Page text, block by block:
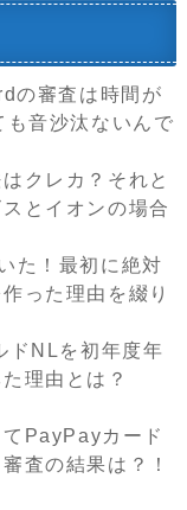
の審査は時間が
音沙汰ないんで
クレカ？それと
とイオンの場合
た！最初に絶対
った理由を綴り
ドNLを初年度年
理由とは？
PayPayカード
査の結果は？！